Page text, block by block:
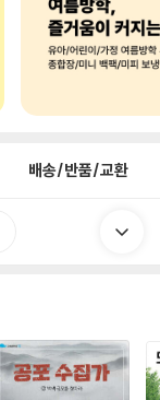
배송/반품/교환